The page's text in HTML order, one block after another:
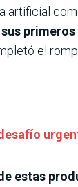
artificial
sus
el
estas